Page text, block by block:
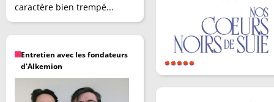
caractère bien trempé...
Entretien avec les fondateurs
d'Alkemion